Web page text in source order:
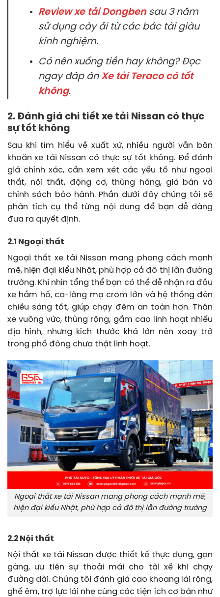
Review xe tải Dongbensau 3 năm
sử dụng cày ải từ các bác tài giàu
kinh nghiệm.
Có nên xuống tiền hay không? Đọc
ngay đáp án Xe tải Teraco có tốt
không.
2. Đánh giá chi tiết xe tải Nissan có thực
sự tốt không
Sau khi tìm hiểu về xuất xứ, nhiều người vẫn băn
khoăn xe tải Nissan có thực sự tốt không. Để đánh
giá chính xác, cần xem xét các yếu tố như ngoại
thất, nội thất, động cơ, thùng hàng, giá bán và
chính sách bảo hành. Phần dưới đây chúng tôi sẽ
phân tích cụ thể từng nội dung để bạn dễ dàng
đưa ra quyết định.
2.1 Ngoại thất
Ngoại thất xe tải Nissan mang phong cách mạnh
mẽ, hiện đại kiểu Nhật, phù hợp cả đô thị lẫn đường
trường. Khi nhìn tổng thể bạn có thể dễ nhận ra đầu
xe hầm hố, ca-lăng mạ crom lớn và hệ thống đèn
chiếu sáng tốt, giúp chạy đêm an toàn hơn. Thân
xe vuông vức, thùng rộng, gầm cao linh hoạt nhiều
địa hình, nhưng kích thước khá lớn nên xoay trở
trong phố đông chưa thật linh hoạt.
Ngoại thất xe tải Nissan mang phong cách mạnh mẽ,
hiện đại kiểu Nhật, phù hợp cả đô thị lẫn đường trường
2.2 Nội thất
Nội thất xe tải Nissan được thiết kế thực dụng, gọn
gàng, ưu tiên sự thoải mái cho tài xế khi chạy
đường dài. Chúng tôi đánh giá cao khoang lái rộng,
ghế êm, trợ lực lái nhẹ cùng các tiện ích cơ bản như